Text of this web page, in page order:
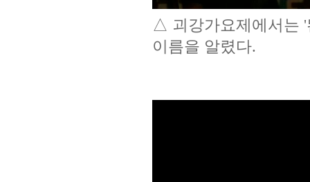
△ 괴강가요제에서는 '
이름을 알렸다.